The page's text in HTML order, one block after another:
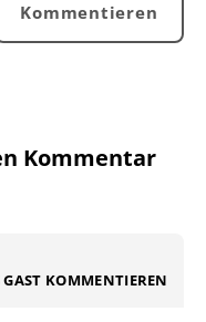
Kommentieren
Kommentar
GAST KOMMENTIEREN